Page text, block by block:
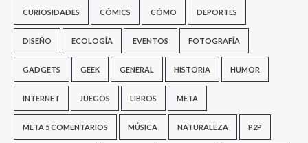
CURIOSIDADES CÓMICS CÓMO DEPORTES
DISEÑO ECOLOGÍA EVENTOS FOTOGRAFÍA
GADGETS GEEK GENERAL HISTORIA HUMOR
INTERNET JUEGOS LIBROS META
META 5 COMENTARIOS MÚSICA NATURALEZA P2P